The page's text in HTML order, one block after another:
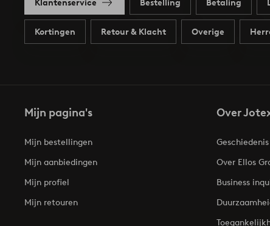
Klantenservice Bestelling Betaling
Kortingen Retour & Klacht Overige
Mijn pagina's
Mijn bestellingen
Mijn aanbiedingen
Mijn profiel
Mijn retouren
Over
Geschiedenis
Over Ellos
Business